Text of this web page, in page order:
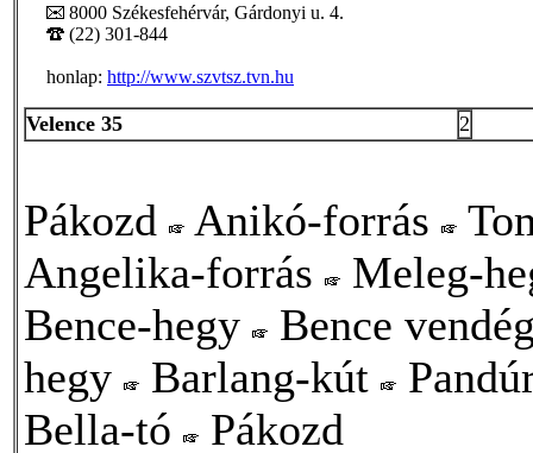
8000 Székesfehérvár, Gárdonyi u. 4.
(22) 301-844
honlap: http://www.szvtsz.tvn.hu
Velence 35 2
Pákozd Anikó-forrás
Angelika-forrás
Meleg-
Bence-hegy
Bence
hegy
Barlang-kút
Bella-tó
Pákozd